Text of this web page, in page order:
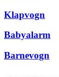
Klapvogn
Babyalarm
Barnevogn